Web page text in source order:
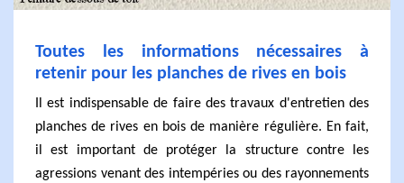
Toutes les informations nécessaires à
retenir pour les planches de rives en bois
Il est indispensable de faire des travaux d'entretien des
planches de rives en bois de manière régulière. En fait,
il est important de protéger la structure contre les
agressions venant des intempéries ou des rayonnements